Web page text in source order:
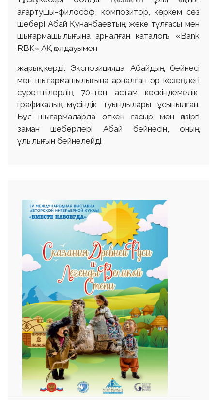
ағартушы-философ, композитор, көркем сөз
шебері Абай Құнанбаевтың жеке тұлғасы мен
шығармашылығына арналған каталогы «Bank
RBK» АҚ қолдауымен
жарық көрді. Экспозицияда Абайдың бейнесі
мен шығармашылығына арналған әр кезеңдегі
суретшілердің 70-тен астам кескіндемелік,
графикалық, мүсіндік туындылары ұсынылған.
Бұл шығармаларда өткен ғасыр мен қазіргі
заман шеберлері Абай бейнесін, оның
ұлылығын бейнелейді.